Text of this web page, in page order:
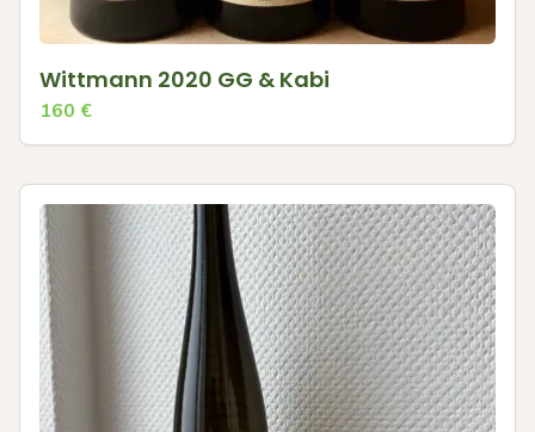
Wittmann 2020 GG & Kabi
160 €